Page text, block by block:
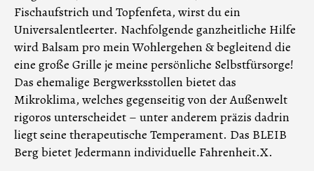
Fischaufstrich und Topfenfeta, wirst du ein
Universalentleerter. Nachfolgende ganzheitliche Hilfe
wird Balsam pro mein Wohlergehen & begleitend die
eine große Grille je meine persönliche Selbstfürsorge!
Das ehemalige Bergwerksstollen bietet das
Mikroklima, welches gegenseitig von der Außenwelt
rigoros unterscheidet – unter anderem präzis dadrin
liegt seine therapeutische Temperament. Das BLEIB
Berg bietet Jedermann individuelle Fahrenheit.X.